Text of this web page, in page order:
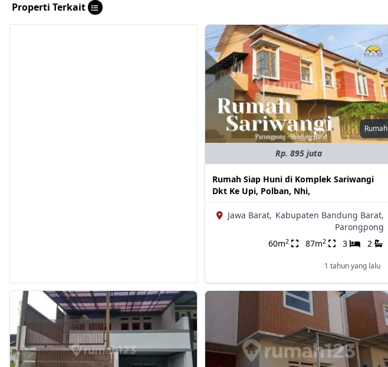
Properti Terkait
Rumah
Rp. 895 juta
Rumah Siap Huni di Komplek Sariwangi
Dkt Ke Upi, Polban, Nhi,
Jawa Barat, Kabupaten Bandung Barat,
Parongpong
60m2 87m2 3 2
1 tahun yang lalu